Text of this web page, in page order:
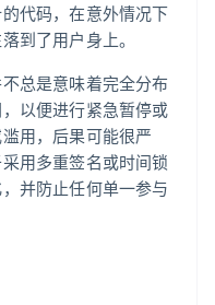
代码，在意外情况下
到了用户身上。
总是意味着完全分布
以便进行紧急暂停或
用，后果可能很严
用多重签名或时间锁
并防止任何单一参与